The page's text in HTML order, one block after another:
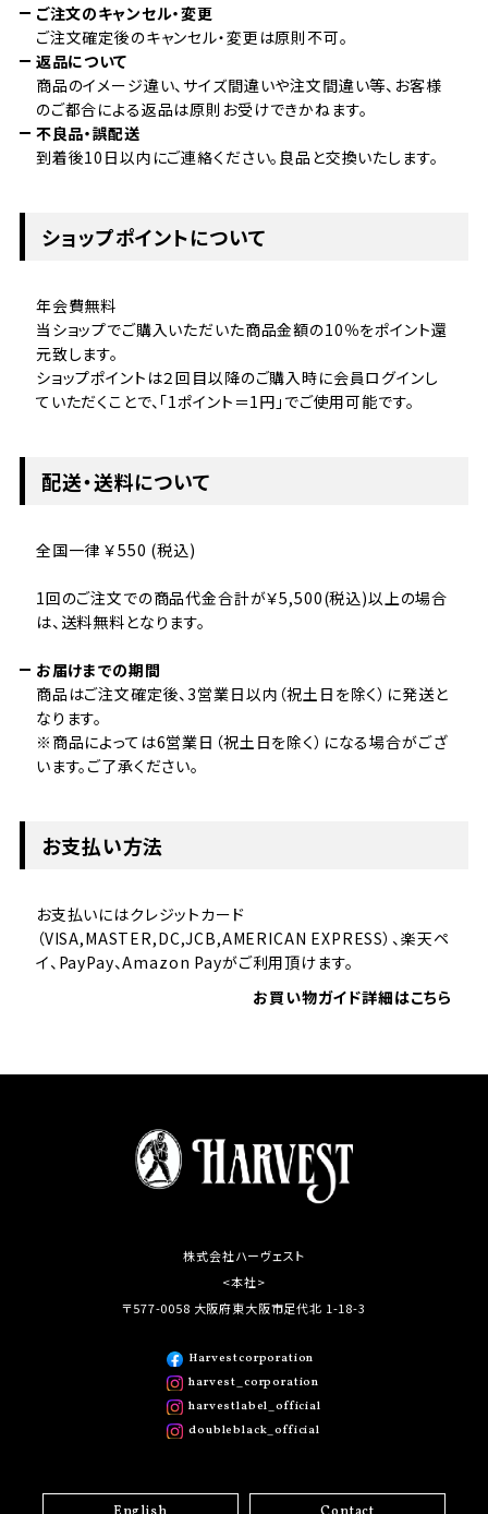
ご注文のキャンセル・変更
ご注文確定後のキャンセル・変更は原則不可。
返品について
商品のイメージ違い、サイズ間違いや注文間違い等、お客様
のご都合による返品は原則お受けできかねます。
不良品・誤配送
到着後10日以内にご連絡ください。良品と交換いたします。
ショップポイントについて
年会費無料
当ショップでご購入いただいた商品金額の10％をポイント還
元致します。
ショップポイントは２回目以降のご購入時に会員ログインし
ていただくことで、「1ポイント＝1円」でご使用可能です。
配送・送料について
全国一律 ￥550 (税込)
1回のご注文での商品代金合計が￥5,500(税込)以上の場合
は、送料無料となります。
お届けまでの期間
商品はご注文確定後、3営業日以内（祝土日を除く）に発送と
なります。
※商品によっては6営業日（祝土日を除く）になる場合がござ
います。ご了承ください。
お支払い方法
お支払いにはクレジットカード
（VISA,MASTER,DC,JCB,AMERICAN EXPRESS）、楽天ペ
イ、PayPay、Amazon Payがご利用頂けます。
お買い物ガイド詳細はこちら
株式会社ハーヴェスト
<本社>
〒577-0058 大阪府東大阪市足代北 1-18-3
Harvestcorporation
harvest_corporation
harvestlabel_official
doubleblack_official